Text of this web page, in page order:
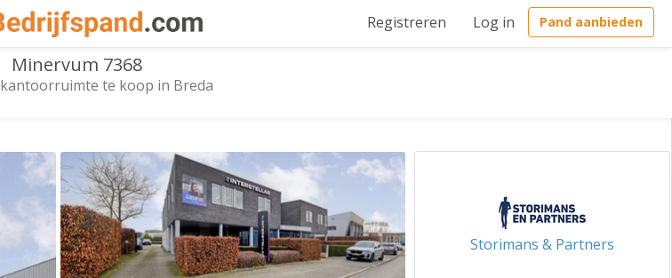
Registreren Log in Pand aanbieden
Minervum 7368
kantoorruimte te koop in Breda
Storimans & Partners